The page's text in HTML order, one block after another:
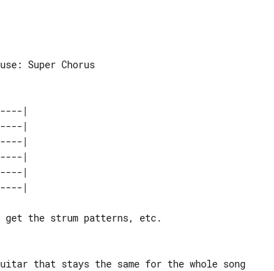
Super Chorus
|
|
|
|
|
the strum patterns, etc.
that stays the same for the whole song